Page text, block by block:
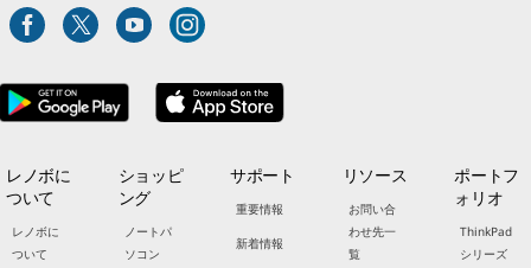
レノボに
ついて
レノボに
ついて
ショッピ
ング
ノートパ
ソコン
サポート
重要情報
新着情報
リソース
お問い合
わせ先一
覧
ポートフ
ォリオ
ThinkPad
シリーズ